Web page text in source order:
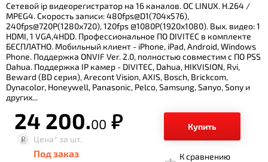
Сетевой ip видеорегистратор на 16 каналов. ОС LINUX. H.264 /
MPEG4. Скорость записи: 480fps@D1(704х576),
240fps@720P(1280х720), 120fps @1080P(1920х1080). Вых. видео: 1
HDMI, 1 VGA,4HDD. Профессиональное ПО DIVITEC в комплекте
БЕСПЛАТНО. Мобильный клиент - iPhone, iPad, Android, Windows
Phone. Поддержка ONVIF Ver. 2.0, полностью совместим с ПО PSS
Dahua. Поддержка IP камер - DIVITEC, Dahua, HIKVISION, Rvi,
Beward (BD серия), Arecont Vision, AXIS, Bosch, Brickcom,
Dynacolor, Honeywell, Panasonic, Pelco, Samsung, Sanyo, Sony и
других...
24 200.00 р.
Купить
Цена* за шт.
Под заказ К сравнению